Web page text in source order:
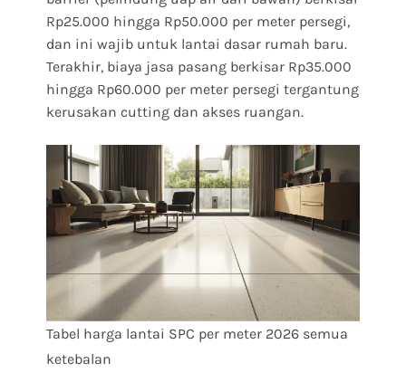
Rp25.000 hingga Rp50.000 per meter persegi,
dan ini wajib untuk lantai dasar rumah baru.
Terakhir, biaya jasa pasang berkisar Rp35.000
hingga Rp60.000 per meter persegi tergantung
kerusakan cutting dan akses ruangan.
Tabel harga lantai SPC per meter 2026 semua
ketebalan